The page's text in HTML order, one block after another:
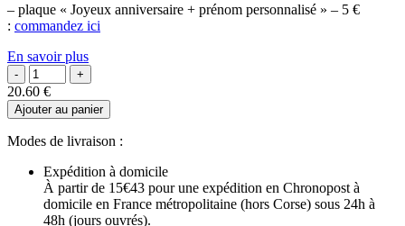
– plaque « Joyeux anniversaire + prénom personnalisé » – 5 €
: commandez ici
En savoir plus
20.60 €
Ajouter au panier
Modes de livraison :
Expédition à domicile
À partir de 15€43 pour une expédition en Chronopost à
domicile en France métropolitaine (hors Corse) sous 24h à
48h (jours ouvrés).